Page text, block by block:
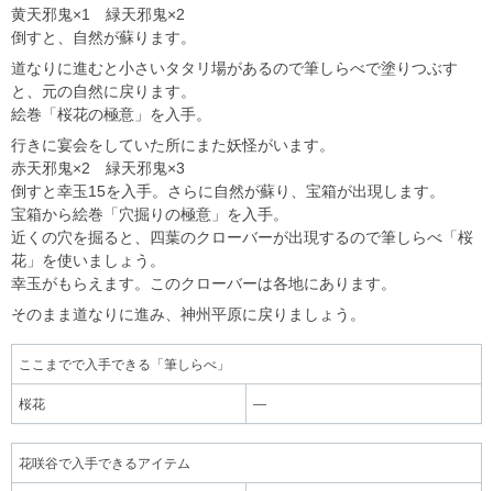
黄天邪鬼×1 緑天邪鬼×2
倒すと、自然が蘇ります。
道なりに進むと小さいタタリ場があるので筆しらべで塗りつぶす
と、元の自然に戻ります。
絵巻「桜花の極意」を入手。
行きに宴会をしていた所にまた妖怪がいます。
赤天邪鬼×2 緑天邪鬼×3
倒すと幸玉15を入手。さらに自然が蘇り、宝箱が出現します。
宝箱から絵巻「穴掘りの極意」を入手。
近くの穴を掘ると、四葉のクローバーが出現するので筆しらべ「桜
花」を使いましょう。
幸玉がもらえます。このクローバーは各地にあります。
そのまま道なりに進み、神州平原に戻りましょう。
ここまでで入手できる「筆しらべ」
桜花 ―
花咲谷で入手できるアイテム